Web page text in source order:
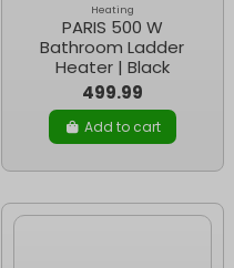
Heating
PARIS 500 W
Bathroom Ladder
Heater | Black
499.99
Add to cart